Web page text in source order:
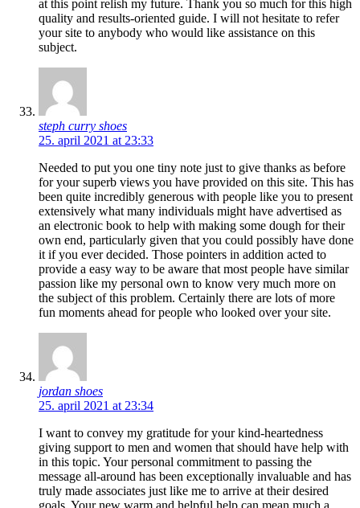
at this point relish my future. Thank you so much for this high
quality and results-oriented guide. I will not hesitate to refer
your site to anybody who would like assistance on this
subject.
steph curry shoes
25. april 2021 at 23:33
Needed to put you one tiny note just to give thanks as before
for your superb views you have provided on this site. This has
been quite incredibly generous with people like you to present
extensively what many individuals might have advertised as
an electronic book to help with making some dough for their
own end, particularly given that you could possibly have done
it if you ever decided. Those pointers in addition acted to
provide a easy way to be aware that most people have similar
passion like my personal own to know very much more on
the subject of this problem. Certainly there are lots of more
fun moments ahead for people who looked over your site.
jordan shoes
25. april 2021 at 23:34
I want to convey my gratitude for your kind-heartedness
giving support to men and women that should have help with
in this topic. Your personal commitment to passing the
message all-around has been exceptionally invaluable and has
truly made associates just like me to arrive at their desired
goals. Your new warm and helpful help can mean much a